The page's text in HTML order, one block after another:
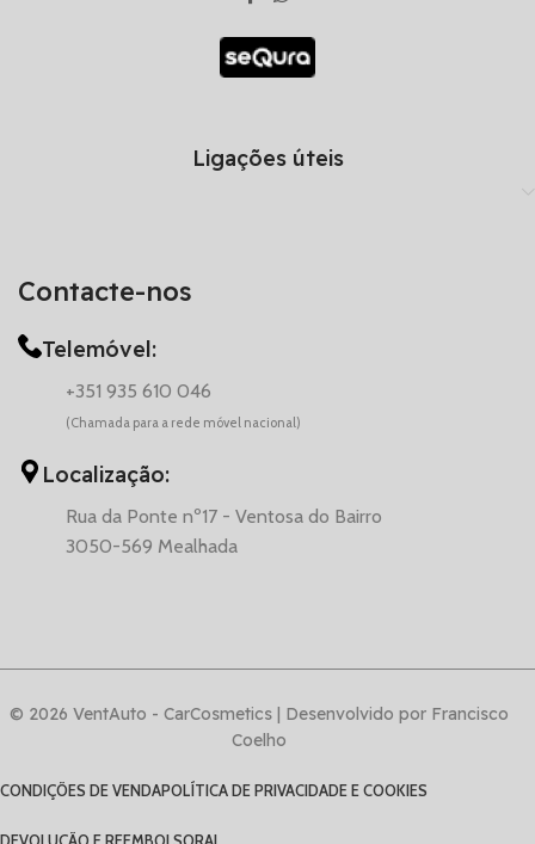
Contacte-nos
Telemóvel:
+351 935 610 046
(Chamada para a rede móvel nacional)
Localização:
Rua da Ponte nº17 - Ventosa do Bairro
3050-569 Mealhada
Ligações úteis
© 2026 VentAuto - CarCosmetics | Desenvolvido por Francisco
Coelho
CONDIÇÕES DE VENDAPOLÍTICA DE PRIVACIDADE E COOKIES